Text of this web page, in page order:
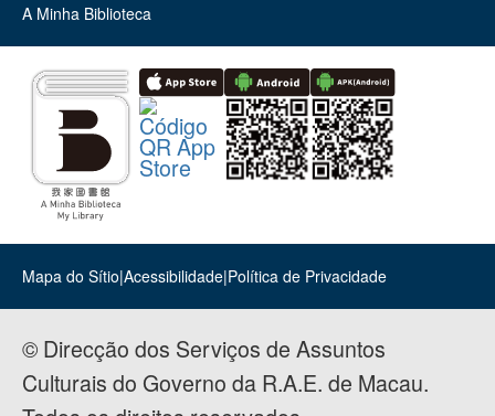
A Minha Biblioteca
Mapa do Sítio|Acessibilidade|Política de Privacidade
© Direcção dos Serviços de Assuntos
Culturais do Governo da R.A.E. de Macau.